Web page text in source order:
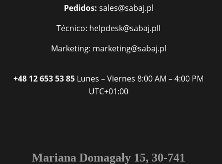
Pedidos: sales@sabaj.pl
Técnico: helpdesk@sabaj.pll
Marketing: marketing@sabaj.pl
+48 12 653 53 85 Lunes – Viernes 8:00 AM – 4:00 PM
UTC+01:00
Mariana Domagały 15, 30-741